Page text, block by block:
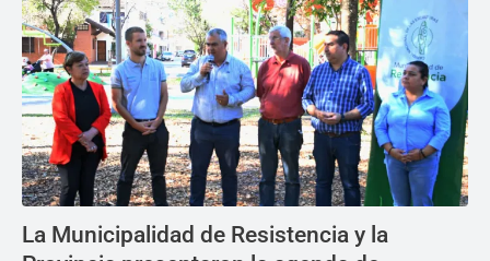
La Municipalidad de Resistencia y la